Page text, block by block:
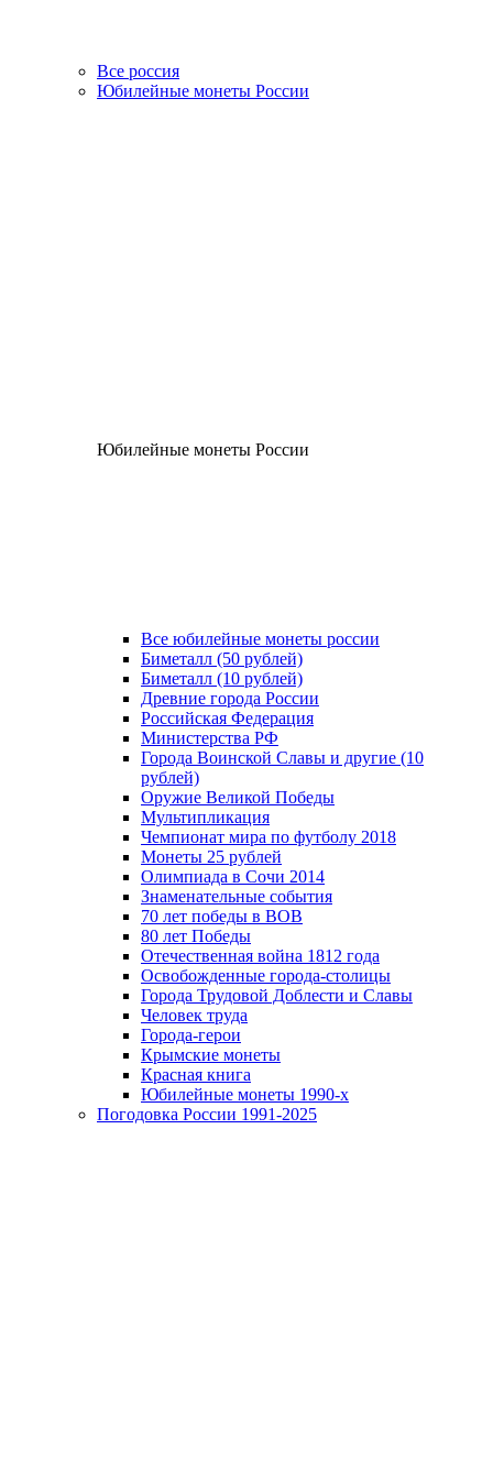
Все россия
Юбилейные монеты России
Юбилейные монеты России
Все юбилейные монеты россии
Биметалл (50 рублей)
Биметалл (10 рублей)
Древние города России
Российская Федерация
Министерства РФ
Города Воинской Славы и другие (10
рублей)
Оружие Великой Победы
Мультипликация
Чемпионат мира по футболу 2018
Монеты 25 рублей
Олимпиада в Сочи 2014
Знаменательные события
70 лет победы в ВОВ
80 лет Победы
Отечественная война 1812 года
Освобожденные города-столицы
Города Трудовой Доблести и Славы
Человек труда
Города-герои
Крымские монеты
Красная книга
Юбилейные монеты 1990-х
Погодовка России 1991-2025